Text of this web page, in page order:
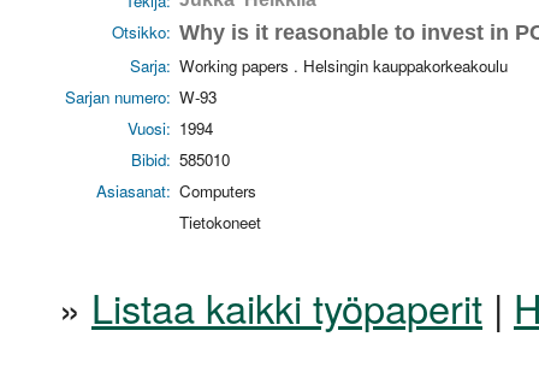
Otsikko: Why is it reasonable to invest in
Sarja: Working papers . Helsingin kauppakorkeakoulu
Sarjan numero: W-93
Vuosi: 1994
Bibid: 585010
Asiasanat: Computers
Tietokoneet
» Listaa kaikki työpaperit |